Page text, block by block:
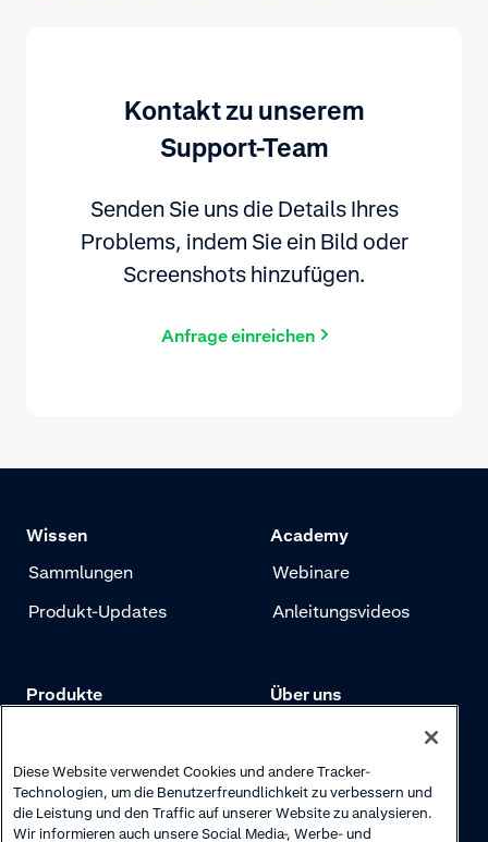
Kontakt zu unserem
Support-Team
Senden Sie uns die Details Ihres
Problems, indem Sie ein Bild oder
Screenshots hinzufügen.
Anfrage einreichen
Wissen
Sammlungen
Produkt-Updates
Academy
Webinare
Anleitungsvideos
Produkte
Zahlungen
Risikomanagement
Über uns
Unsere Geschichte
Newsletter
Diese Website verwendet Cookies und andere Tracker-
Technologien, um die Benutzerfreundlichkeit zu verbessern und
die Leistung und den Traffic auf unserer Website zu analysieren.
Wir informieren auch unsere Social Media-, Werbe- und